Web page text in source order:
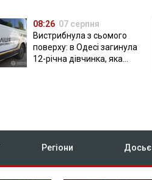
08:26 07 серпня
Вистрибнула з сьомого
поверху: в Одесі загинула
12-річна дівчинка, яка
Регіони Досьє